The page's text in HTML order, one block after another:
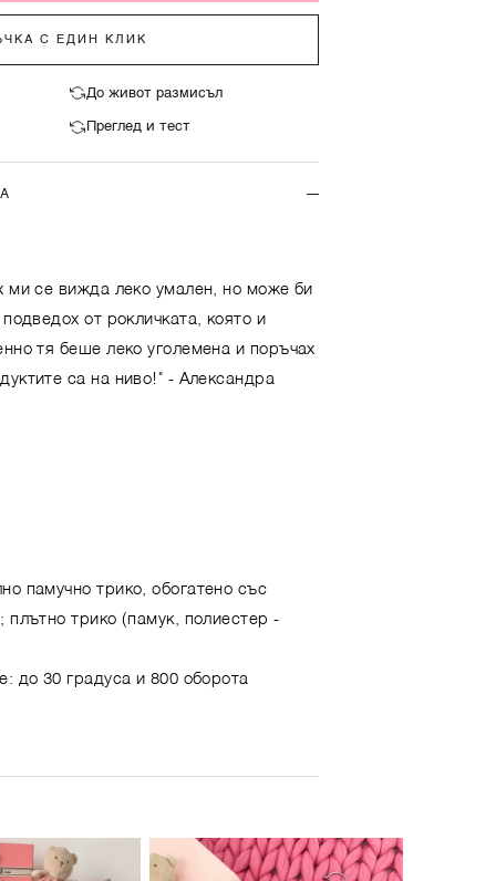
С ЕДИН КЛИК
До живот размисъл
Преглед и тест
ми се вижда леко умален, но може би
от рокличката, която и
тя беше леко уголемена и поръчах
са на ниво!" - Александра
памучно трико, обогатено със
трико (памук, полиестер -
до 30 градуса и 800 оборота